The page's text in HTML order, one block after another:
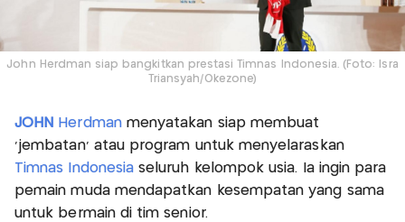
John Herdman siap bangkitkan prestasi Timnas Indonesia. (Foto: Isra
Triansyah/Okezone)
JOHN Herdmanmenyatakan siap membuat
'jembatan' atau program untuk menyelaraskan
Timnas Indonesia seluruh kelompok usia. Ia ingin para
pemain muda mendapatkan kesempatan yang sama
untuk bermain di tim senior.